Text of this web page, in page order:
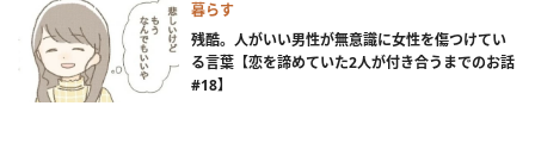
暮らす
残酷。人がいい男性が無意識に女性を傷つけてい
る言葉【恋を諦めていた2人が付き合うまでのお話
#18】